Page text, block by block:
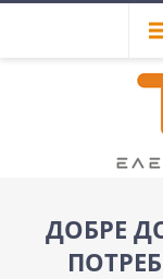
ДОБРЕ